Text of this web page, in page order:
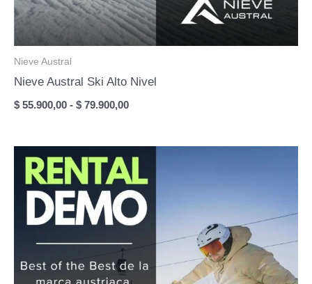
Nieve Austral
Nieve Austral Ski Alto Nivel
$ 55.900,00 - $ 79.900,00Rango
desde
$ 55.900,00
hasta
$ 79.900,00